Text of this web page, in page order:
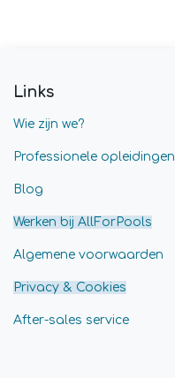
Links
Wie zijn we?
Professionele opleidingen
Blog
Werken bij AllForPools
Algemene voorwaarden
Privacy & Cookies
After-sales service